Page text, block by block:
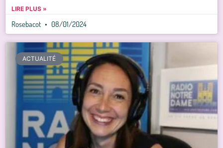
LIRE PLUS »
Rosebacot 08/01/2024
ACTUALITÉ